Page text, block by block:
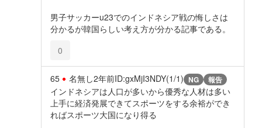
男子サッカーu23でのインドネシア戦の悔しさは
分かるが韓国らしい考え方が分かる記事である。
0
65 名無し2年前ID:gxMjI3NDY(1/1) NG 報告
インドネシアは人口が多いから優秀な人材は多い
上手に経済発展できてスポーツをする余裕ができ
ればスポーツ大国になり得る